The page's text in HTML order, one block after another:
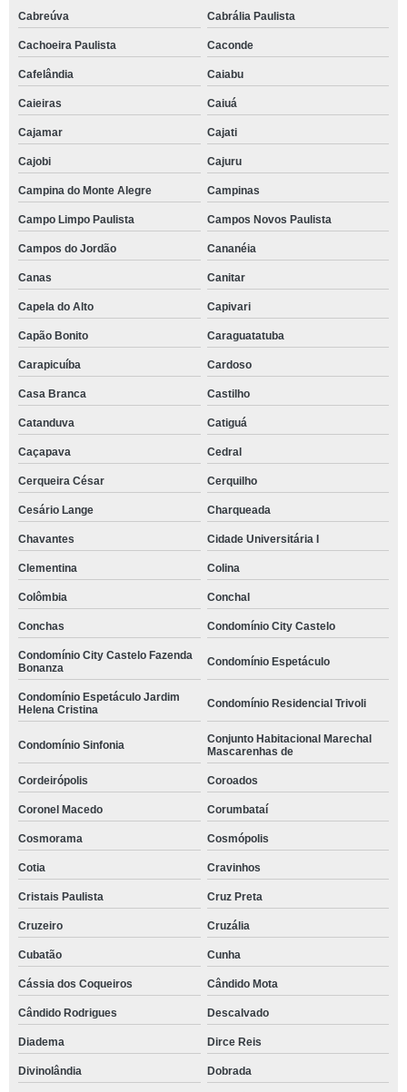
Cabreúva Cabrália Paulista
Cachoeira Paulista Caconde
Cafelândia Caiabu
Caieiras Caiuá
Cajamar Cajati
Cajobi Cajuru
Campina do Monte Alegre Campinas
Campo Limpo Paulista Campos Novos Paulista
Campos do Jordão Cananéia
Canas Canitar
Capela do Alto Capivari
Capão Bonito Caraguatatuba
Carapicuíba Cardoso
Casa Branca Castilho
Catanduva Catiguá
Caçapava Cedral
Cerqueira César Cerquilho
Cesário Lange Charqueada
Chavantes Cidade Universitária I
Clementina Colina
Colômbia Conchal
Conchas Condomínio City Castelo
Condomínio City Castelo Fazenda
Bonanza
Condomínio Espetáculo
Condomínio Espetáculo Jardim
Helena Cristina
Condomínio Residencial Trivoli
Condomínio Sinfonia
Conjunto Habitacional Marechal
Mascarenhas de
Cordeirópolis Coroados
Coronel Macedo Corumbataí
Cosmorama Cosmópolis
Cotia Cravinhos
Cristais Paulista Cruz Preta
Cruzeiro Cruzália
Cubatão Cunha
Cássia dos Coqueiros Cândido Mota
Cândido Rodrigues Descalvado
Diadema Dirce Reis
Divinolândia Dobrada